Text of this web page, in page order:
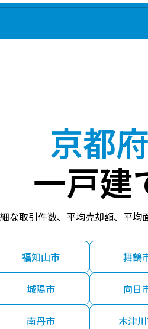
京都府
一戸建
な取引件数、平均売却額、平均
福知山市 舞鶴
城陽市 向日
南丹市 木津